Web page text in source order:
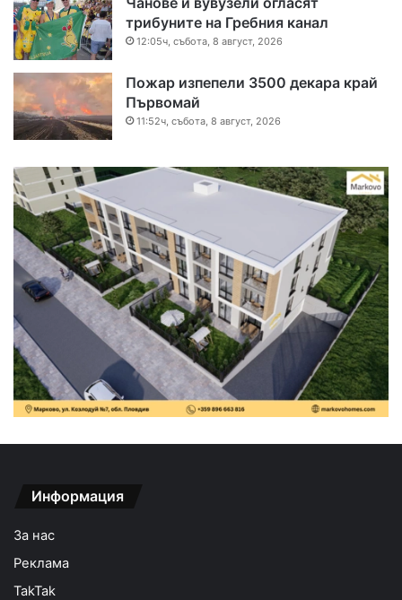
трибуните на Гребния канал
12:05ч, събота, 8 август, 2026
Пожар изпепели 3500 декара край
Първомай
11:52ч, събота, 8 август, 2026
Информация
За нас
Реклама
TakTak